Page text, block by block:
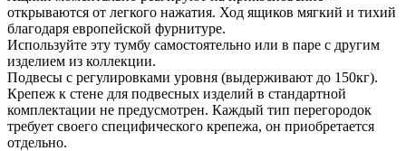
открываются от легкого нажатия. Ход ящиков мягкий и тихий
благодаря европейской фурнитуре.
Используйте эту тумбу самостоятельно или в паре с другим
изделием из коллекции.
Подвесы с регулировками уровня (выдерживают до 150кг).
Крепеж к стене для подвесных изделий в стандартной
комплектации не предусмотрен. Каждый тип перегородок
требует своего специфического крепежа, он приобретается
отдельно.